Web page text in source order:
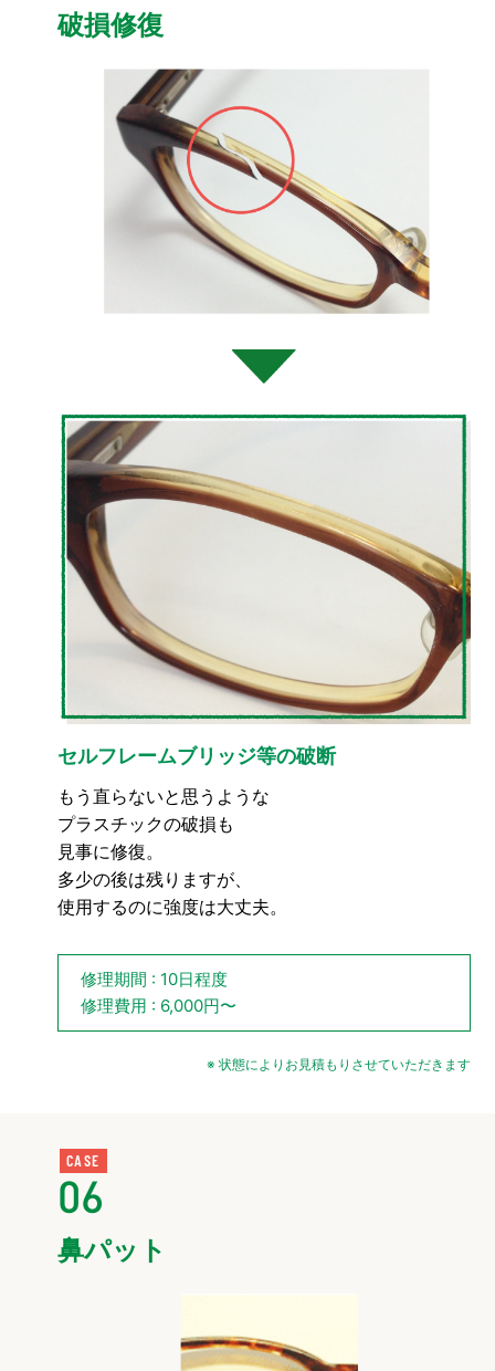
破損修復
セルフレームブリッジ等の破断
もう直らないと思うような
プラスチックの破損も
見事に修復。
多少の後は残りますが、
使用するのに強度は大丈夫。
修理期間 : 10日程度
修理費用 : 6,000円〜
※ 状態によりお見積もりさせていただきます
CASE
06
鼻パット